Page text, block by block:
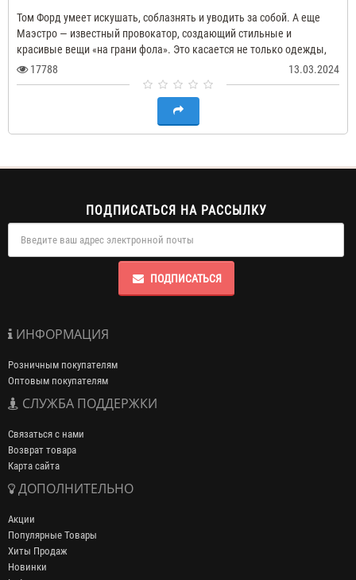
Том Форд умеет искушать, соблазнять и уводить за собой. А еще
Маэстро — известный провокатор, создающий стильные и
красивые вещи «на грани фола». Это касается не только одежды,
но всего, что делает ди..
17788 13.03.2024
ПОДПИСАТЬСЯ НА РАССЫЛКУ
ПОДПИСАТЬСЯ
ИНФОРМАЦИЯ
Розничным покупателям
Оптовым покупателям
СЛУЖБА ПОДДЕРЖКИ
Связаться с нами
Возврат товара
Карта сайта
ДОПОЛНИТЕЛЬНО
Акции
Популярные Товары
Хиты Продаж
Новинки